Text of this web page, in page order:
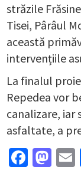
străzile
Tisei, Pârâul
această
intervențiile
La finalul
Repedea vor
canalizare, iar
asfaltate, a